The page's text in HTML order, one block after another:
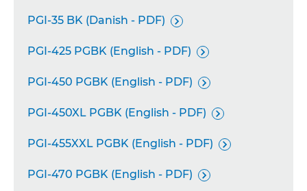
PGI-35 BK (Danish - PDF) 
PGI-425 PGBK (English - PDF) 
PGI-450 PGBK (English - PDF) 
PGI-450XL PGBK (English - PDF) 
PGI-455XXL PGBK (English - PDF) 
PGI-470 PGBK (English - PDF) 